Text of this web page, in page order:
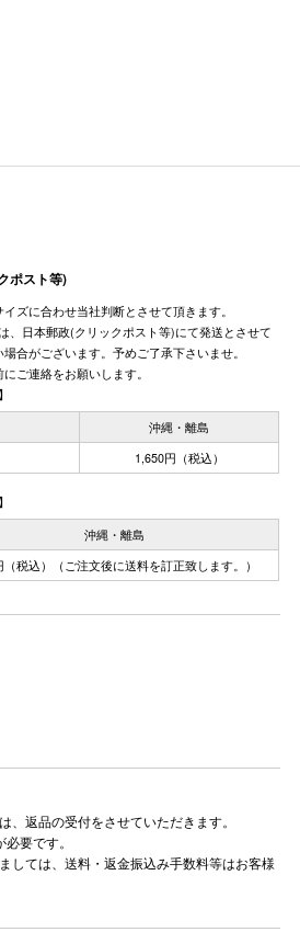
ポスト等)
ズに合わせ当社判断とさせて頂きます。
、日本郵政(クリックポスト等)にて発送とさせて
合がございます。予めご了承下さいませ。
ご連絡をお願いします。
沖縄・離島
1,650円（税込）
沖縄・離島
（税込）（ご注文後に送料を訂正致します。）
返品の受付をさせていただきます。
要です。
しては、送料・返金振込み手数料等はお客様